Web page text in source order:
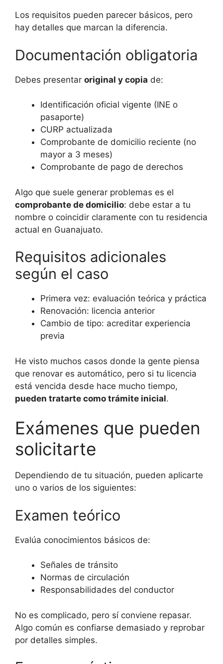
Los requisitos pueden parecer básicos, pero
hay detalles que marcan la diferencia.
Documentación obligatoria
Debes presentar original y copia de:
Identificación oficial vigente (INE o
pasaporte)
CURP actualizada
Comprobante de domicilio reciente (no
mayor a 3 meses)
Comprobante de pago de derechos
Algo que suele generar problemas es el
comprobante de domicilio: debe estar a tu
nombre o coincidir claramente con tu residencia
actual en Guanajuato.
Requisitos adicionales
según el caso
Primera vez: evaluación teórica y práctica
Renovación: licencia anterior
Cambio de tipo: acreditar experiencia
previa
He visto muchos casos donde la gente piensa
que renovar es automático, pero si tu licencia
está vencida desde hace mucho tiempo,
pueden tratarte como trámite inicial.
Exámenes que pueden
solicitarte
Dependiendo de tu situación, pueden aplicarte
uno o varios de los siguientes:
Examen teórico
Evalúa conocimientos básicos de:
Señales de tránsito
Normas de circulación
Responsabilidades del conductor
No es complicado, pero sí conviene repasar.
Algo común es confiarse demasiado y reprobar
por detalles simples.